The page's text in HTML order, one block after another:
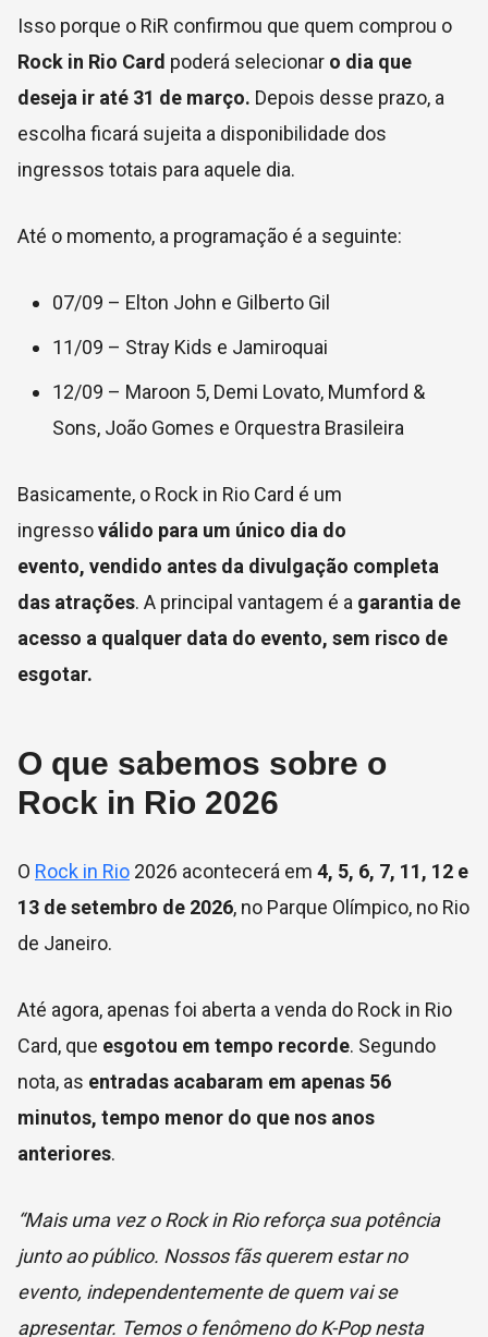
Isso porque o RiR confirmou que quem comprou o
Rock in Rio Card poderá selecionar o dia que
deseja ir até 31 de março. Depois desse prazo, a
escolha ficará sujeita a disponibilidade dos
ingressos totais para aquele dia.
Até o momento, a programação é a seguinte:
07/09 – Elton John e Gilberto Gil
11/09 – Stray Kids e Jamiroquai
12/09 – Maroon 5, Demi Lovato, Mumford &
Sons, João Gomes e Orquestra Brasileira
Basicamente, o Rock in Rio Card é um
ingressoválido para um único dia do
evento, vendido antes da divulgação completa
das atrações. A principal vantagem é a garantia de
acesso a qualquer data do evento, sem risco de
esgotar.
O que sabemos sobre o
Rock in Rio 2026
O Rock in Rio 2026 acontecerá em 4, 5, 6, 7, 11, 12 e
13 de setembro de 2026, no Parque Olímpico, no Rio
de Janeiro.
Até agora, apenas foi aberta a venda do Rock in Rio
Card, que esgotou em tempo recorde. Segundo
nota, as entradas acabaram em apenas 56
minutos, tempo menor do que nos anos
anteriores.
“Mais uma vez o Rock in Rio reforça sua potência
junto ao público. Nossos fãs querem estar no
evento, independentemente de quem vai se
apresentar. Temos o fenômeno do K-Pop nesta